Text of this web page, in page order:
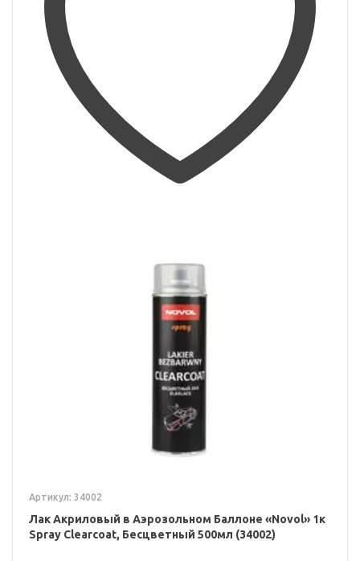
Артикул: 34002
Лак Акриловый в Аэрозольном Баллоне «Novol» 1к
Spray Clearcoat, Бесцветный 500мл (34002)